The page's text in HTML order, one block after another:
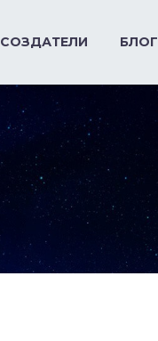
СОЗДАТЕЛИ БЛОГ